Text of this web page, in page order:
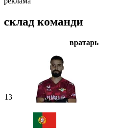
склад команди
вратарь
13